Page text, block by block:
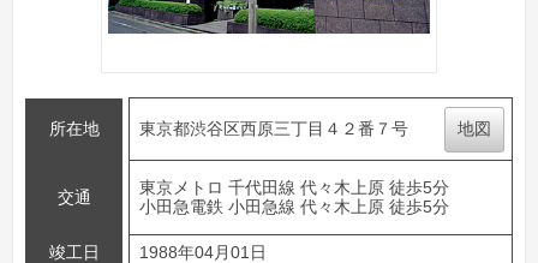
所在地 東京都渋谷区西原三丁目４２番７号 地図
交通
東京メトロ 千代田線 代々木上原 徒歩5分
小田急電鉄 小田急線 代々木上原 徒歩5分
竣工日 1988年04月01日